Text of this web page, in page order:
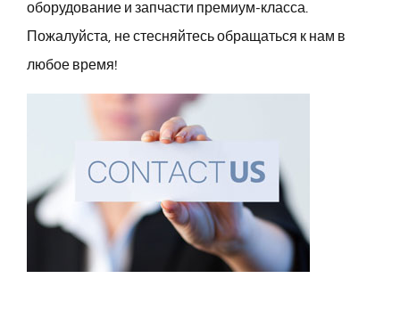
оборудование и запчасти премиум-класса.
Пожалуйста, не стесняйтесь обращаться к нам в
любое время!